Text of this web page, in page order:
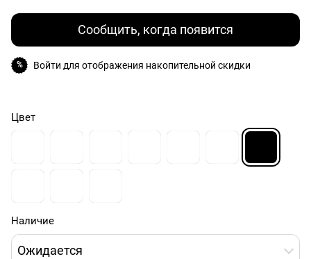
Сообщить, когда появится
% Войти для отображения накопительной скидки
Цвет
Наличие
Ожидается